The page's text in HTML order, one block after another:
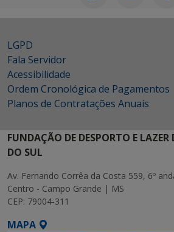
LGPD
Fala Servidor
Acessibilidade
Ordem Cronológica de Pagamentos
Planos de Contratações Anuais
FUNDAÇÃO DE DESPORTO E
DO SUL
Av. Fernando Corrêa da Costa 559, 6º
Centro - Campo Grande | MS
CEP: 79004-311
MAPA